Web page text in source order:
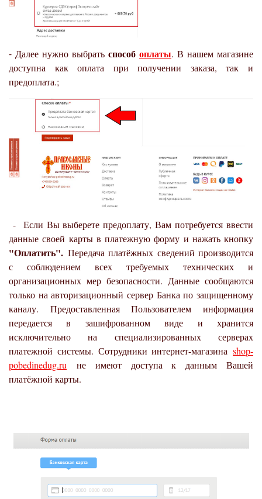
⁃ Далее нужно выбрать способ оплаты. В нашем магазине
доступна как оплата при получении заказа, так и
предоплата.;
- Если Вы выберете предоплату, Вам потребуется ввести
данные своей карты в платежную форму и нажать кнопку
"Оплатить". Передача платёжных сведений производится
с соблюдением всех требуемых технических и
организационных мер безопасности. Данные сообщаются
только на авторизационный сервер Банка по защищенному
каналу. Предоставленная Пользователем информация
передается в зашифрованном виде и хранится
исключительно на специализированных серверах
платежной системы. Сотрудники интернет-магазина shop-
pobedinedug.ru не имеют доступа к данным Вашей
платёжной карты.